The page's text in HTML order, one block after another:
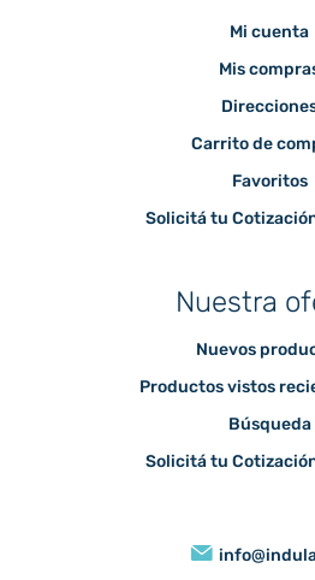
Mi cuenta
Mis
Carrito de
Favoritos
Solicitá tu
Nuestra
Nuevos
Productos vistos
Búsqueda
Solicitá tu